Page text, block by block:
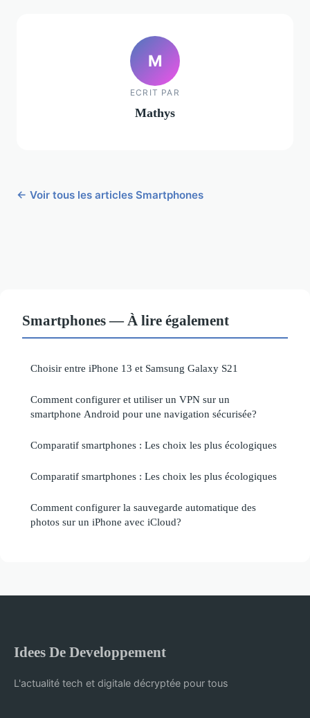
M
ECRIT PAR
Mathys
← Voir tous les articles Smartphones
Smartphones — À lire également
Choisir entre iPhone 13 et Samsung Galaxy S21
Comment configurer et utiliser un VPN sur un
smartphone Android pour une navigation sécurisée?
Comparatif smartphones : Les choix les plus écologiques
Comparatif smartphones : Les choix les plus écologiques
Comment configurer la sauvegarde automatique des
photos sur un iPhone avec iCloud?
Idees De Developpement
L'actualité tech et digitale décryptée pour tous